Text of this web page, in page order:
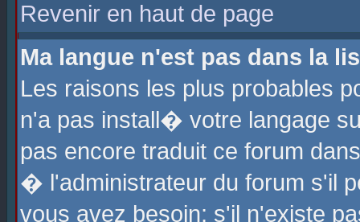
Revenir en haut de page
Ma langue n'est pas dans la
Les raisons les plus probables
n'a pas install� votre langage
pas encore traduit ce forum
� l'administrateur du forum s'il
vous avez besoin; s'il n'existe